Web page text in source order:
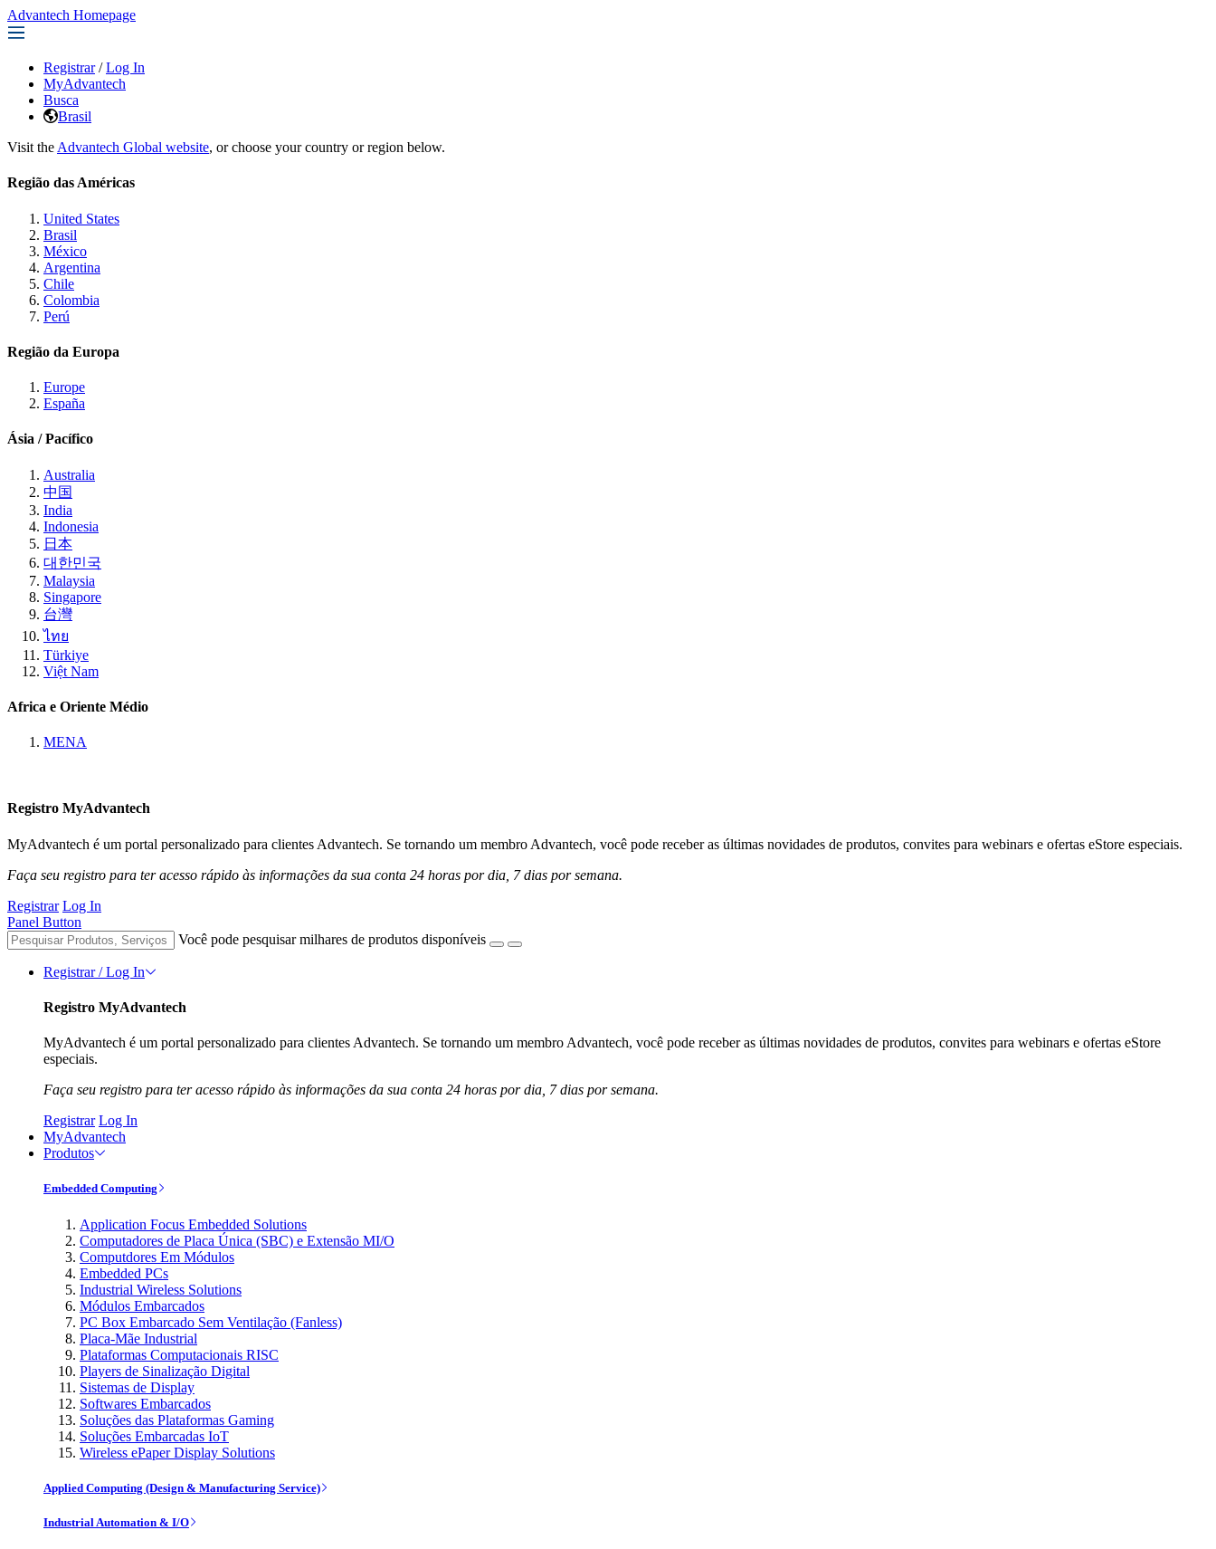
Advantech Homepage
Registrar / Log In
MyAdvantech
Busca
Brasil
Visit the Advantech Global website, or choose your country or region below.
Região das Américas
United States
Brasil
México
Argentina
Chile
Colombia
Perú
Região da Europa
Europe
España
Ásia / Pacífico
Australia
中国
India
Indonesia
日本
대한민국
Malaysia
Singapore
台灣
ไทย
Türkiye
Việt Nam
Africa e Oriente Médio
MENA
Registro MyAdvantech
MyAdvantech é um portal personalizado para clientes Advantech. Se tornando um membro Advantech, você pode receber as últimas novidades de produtos, convites para webinars e ofertas eStore especiais.
Faça seu registro para ter acesso rápido às informações da sua conta 24 horas por dia, 7 dias por semana.
Registrar Log In
Panel Button
Você pode pesquisar milhares de produtos disponíveis
Registrar / Log In
Registro MyAdvantech
MyAdvantech é um portal personalizado para clientes Advantech. Se tornando um membro Advantech, você pode receber as últimas novidades de produtos, convites para webinars e ofertas eStore
especiais.
Faça seu registro para ter acesso rápido às informações da sua conta 24 horas por dia, 7 dias por semana.
Registrar Log In
MyAdvantech
Produtos
Embedded Computing
Application Focus Embedded Solutions
Computadores de Placa Única (SBC) e Extensão MI/O
Computdores Em Módulos
Embedded PCs
Industrial Wireless Solutions
Módulos Embarcados
PC Box Embarcado Sem Ventilação (Fanless)
Placa-Mãe Industrial
Plataformas Computacionais RISC
Players de Sinalização Digital
Sistemas de Display
Softwares Embarcados
Soluções das Plataformas Gaming
Soluções Embarcadas IoT
Wireless ePaper Display Solutions
Applied Computing (Design & Manufacturing Service)
Industrial Automation & I/O